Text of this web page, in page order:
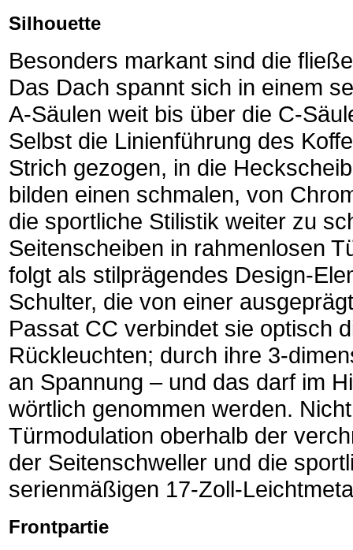
Silhouette
Besonders markant sind die
Das Dach spannt sich in einem
A-Säulen weit bis über die C-
Selbst die Linienführung des
Strich gezogen, in die
bilden einen schmalen, von
die sportliche Stilistik weiter zu
Seitenscheiben in rahmenlosen
folgt als stilprägendes Design-
Schulter, die von einer
Passat CC verbindet sie optisch
Rückleuchten; durch ihre 3-
an Spannung – und das darf im
wörtlich genommen werden.
Türmodulation oberhalb der
der Seitenschweller und die
serienmäßigen 17-Zoll-
Frontpartie